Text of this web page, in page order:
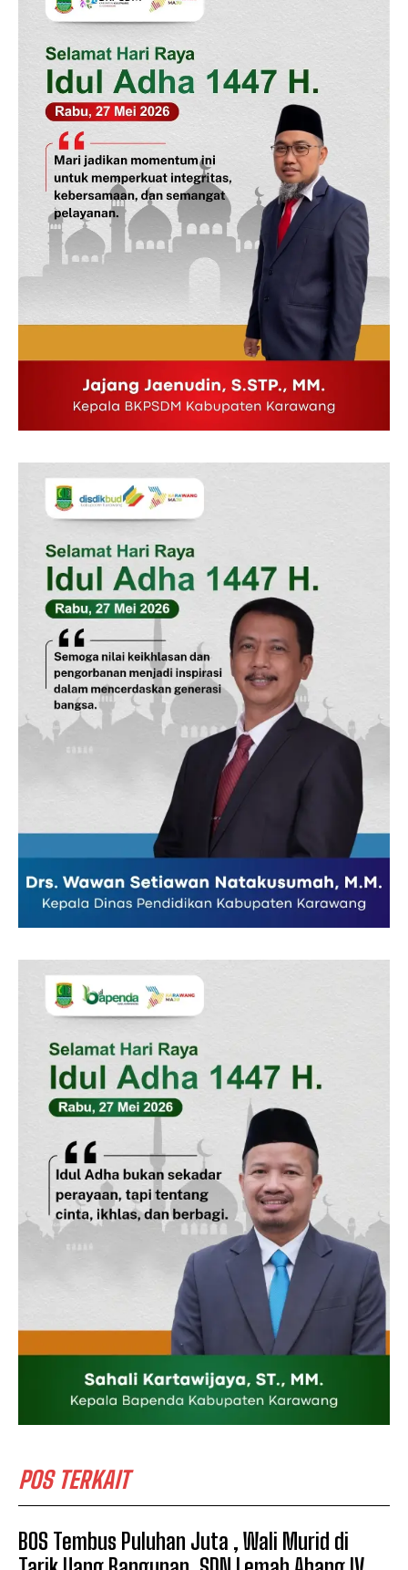
News Week
Magazine PRO
Company
Disclaimer
Kontak Kami
Redaksi
Pedoman Media Siber
Tentang Kami
Indeks Berita
POS TERKAIT
BOS Tembus Puluhan Juta , Wali Murid di